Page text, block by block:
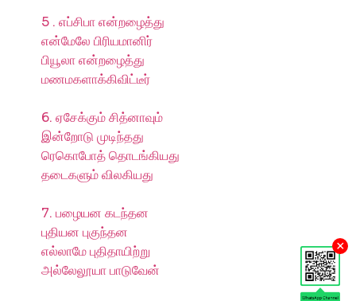
×
5 . எப்சிபா என்றழைத்து
என்மேலே பிரியமானிர்
பியூலா என்றழைத்து
மணமகளாக்கிவிட்டீர்
6. ஏசேக்கும் சித்னாவும்
இன்றோடு முடிந்தது
ரெகொபோத் தொடங்கியது
தடைகளும் விலகியது
7. பழையன கடந்தன
புதியன புகுந்தன
எல்லாமே புதிதாயிற்று
அல்லேலூயா பாடுவேன்